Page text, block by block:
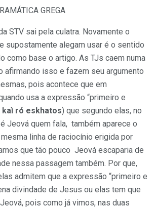
GREGA
STV sai pela culatra. Novamente o
supostamente alegam usar é o sentido
como base o artigo. As TJs caem numa
afirmando isso e fazem seu argumento
pois acontece que em
usa a expressão “primeiro e
ró eskhatos) que segundo elas, no
Jeová quem fala, também aparece o
linha de raciocínio erigida por
que tão pouco Jeová escaparia de
nessa passagem também. Por que,
admitem que a expressão “primeiro e
divindade de Jesus ou elas tem que
pois como já vimos, nas duas